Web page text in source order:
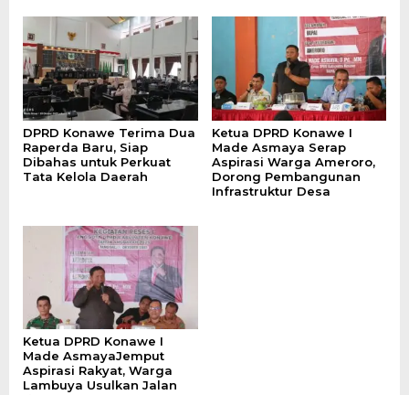
DPRD Konawe Terima Dua
Raperda Baru, Siap
Dibahas untuk Perkuat
Tata Kelola Daerah
Ketua DPRD Konawe I
Made Asmaya Serap
Aspirasi Warga Ameroro,
Dorong Pembangunan
Infrastruktur Desa
Ketua DPRD Konawe I
Made AsmayaJemput
Aspirasi Rakyat, Warga
Lambuya Usulkan Jalan